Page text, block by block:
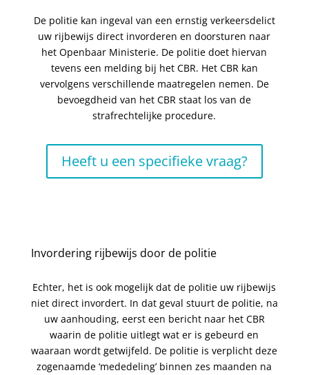
De politie kan ingeval van een ernstig verkeersdelict
uw rijbewijs direct invorderen en doorsturen naar
het Openbaar Ministerie. De politie doet hiervan
tevens een melding bij het CBR. Het CBR kan
vervolgens verschillende maatregelen nemen. De
bevoegdheid van het CBR staat los van de
strafrechtelijke procedure.
Heeft u een specifieke vraag?
Invordering rijbewijs door de politie
Echter, het is ook mogelijk dat de politie uw rijbewijs
niet direct invordert. In dat geval stuurt de politie, na
uw aanhouding, eerst een bericht naar het CBR
waarin de politie uitlegt wat er is gebeurd en
waaraan wordt getwijfeld. De politie is verplicht deze
zogenaamde ‘mededeling’ binnen zes maanden na